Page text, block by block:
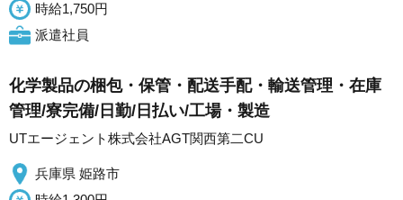
時給1,750円
派遣社員
化学製品の梱包・保管・配送手配・輸送管理・在庫
管理/寮完備/日勤/日払い/工場・製造
UTエージェント株式会社AGT関西第二CU
兵庫県 姫路市